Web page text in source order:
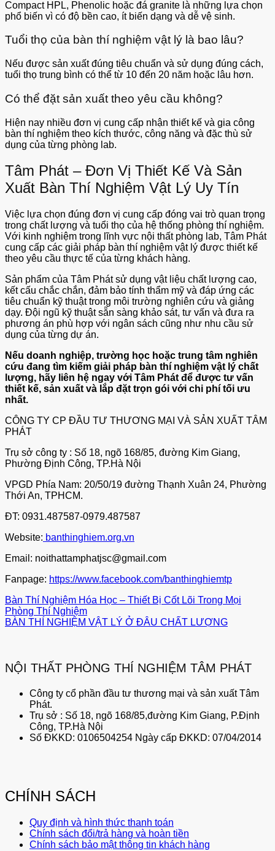
Compact HPL, Phenolic hoặc đá granite là những lựa chọn
phổ biến vì có độ bền cao, ít biến dạng và dễ vệ sinh.
Tuổi thọ của bàn thí nghiệm vật lý là bao lâu?
Nếu được sản xuất đúng tiêu chuẩn và sử dụng đúng cách,
tuổi thọ trung bình có thể từ 10 đến 20 năm hoặc lâu hơn.
Có thể đặt sản xuất theo yêu cầu không?
Hiện nay nhiều đơn vị cung cấp nhận thiết kế và gia công
bàn thí nghiệm theo kích thước, công năng và đặc thù sử
dụng của từng phòng lab.
Tâm Phát – Đơn Vị Thiết Kế Và Sản
Xuất Bàn Thí Nghiệm Vật Lý Uy Tín
Việc lựa chọn đúng đơn vị cung cấp đóng vai trò quan trọng
trong chất lượng và tuổi thọ của hệ thống phòng thí nghiệm.
Với kinh nghiệm trong lĩnh vực nội thất phòng lab, Tâm Phát
cung cấp các giải pháp bàn thí nghiệm vật lý được thiết kế
theo yêu cầu thực tế của từng khách hàng.
Sản phẩm của Tâm Phát sử dụng vật liệu chất lượng cao,
kết cấu chắc chắn, đảm bảo tính thẩm mỹ và đáp ứng các
tiêu chuẩn kỹ thuật trong môi trường nghiên cứu và giảng
dạy. Đội ngũ kỹ thuật sẵn sàng khảo sát, tư vấn và đưa ra
phương án phù hợp với ngân sách cũng như nhu cầu sử
dụng của từng dự án.
Nếu doanh nghiệp, trường học hoặc trung tâm nghiên
cứu đang tìm kiếm giải pháp bàn thí nghiệm vật lý chất
lượng, hãy liên hệ ngay với Tâm Phát để được tư vấn
thiết kế, sản xuất và lắp đặt trọn gói với chi phí tối ưu
nhất.
CÔNG TY CP ĐẦU TƯ THƯƠNG MẠI VÀ SẢN XUẤT TÂM
PHÁT
Trụ sở công ty : Số 18, ngõ 168/85, đường Kim Giang,
Phường Định Công, TP.Hà Nội
VPGD Phía Nam: 20/50/19 đường Thạnh Xuân 24, Phường
Thới An, TPHCM.
ĐT: 0931.487587-0979.487587
Website: banthinghiem.org.vn
Email: noithattamphatjsc@gmail.com
Fanpage: https://www.facebook.com/banthinghiemtp
Bàn Thí Nghiệm Hóa Học – Thiết Bị Cốt Lõi Trong Mọi
Phòng Thí Nghiệm
BÀN THÍ NGHIỆM VẬT LÝ Ở ĐÂU CHẤT LƯỢNG
NỘI THẤT PHÒNG THÍ NGHIỆM TÂM PHÁT
Công ty cổ phần đầu tư thương mại và sản xuất Tâm
Phát.
Trụ sở : Số 18, ngõ 168/85,đường Kim Giang, P.Định
Công, TP.Hà Nội
Số ĐKKD: 0106504254 Ngày cấp ĐKKD: 07/04/2014
CHÍNH SÁCH
Quy định và hình thức thanh toán
Chính sách đổi/trả hàng và hoàn tiền
Chính sách bảo mật thông tin khách hàng